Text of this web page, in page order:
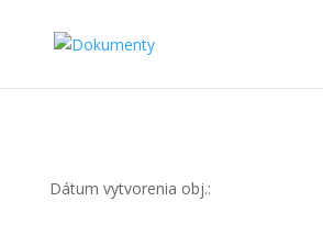
Dátum vytvorenia obj.: